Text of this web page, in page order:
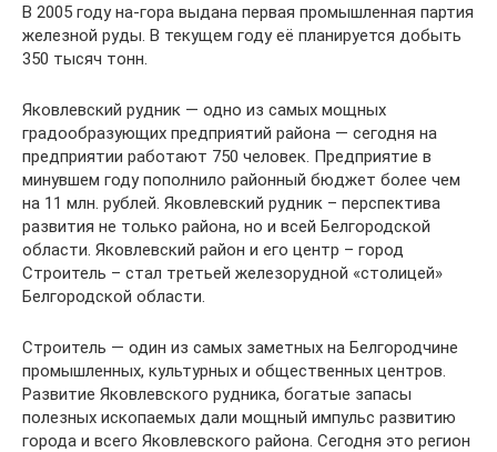
В 2005 году на-гора выдана первая промышленная партия
железной руды. В текущем году её планируется добыть
350 тысяч тонн.
Яковлевский рудник — одно из самых мощных
градообразующих предприятий района — сегодня на
предприятии работают 750 человек. Предприятие в
минувшем году пополнило районный бюджет более чем
на 11 млн. рублей. Яковлевский рудник – перспектива
развития не только района, но и всей Белгородской
области. Яковлевский район и его центр – город
Строитель – стал третьей железорудной «столицей»
Белгородской области.
Строитель — один из самых заметных на Белгородчине
промышленных, культурных и общественных центров.
Развитие Яковлевского рудника, богатые запасы
полезных ископаемых дали мощный импульс развитию
города и всего Яковлевского района. Сегодня это регион